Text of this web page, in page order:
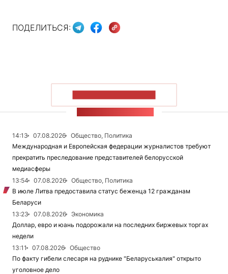
ПОДЕЛИТЬСЯ:
14:13 07.08.2026
Общество, Политика
Международная и Европейская федерации журналистов требуют
прекратить преследование представителей белорусской
медиасферы
13:54
07.08.2026
Общество, Политика
В июле Литва предоставила статус беженца 12 гражданам
Беларуси
13:23
07.08.2026
Экономика
Доллар, евро и юань подорожали на последних биржевых торгах
недели
13:11
07.08.2026
Общество
По факту гибели слесаря на руднике "Беларуськалия" открыто
уголовное дело